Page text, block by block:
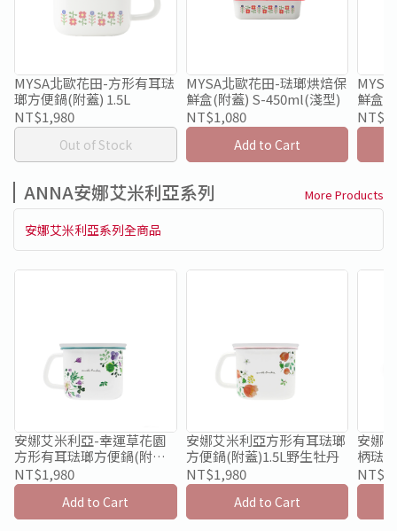
MYSA北歐花田-方形有耳琺
瑯方便鍋(附蓋) 1.5L
NT$1,980
Out of Stock
MYSA北歐花田-琺瑯烘焙保
鮮盒(附蓋) S-450ml(淺型)
NT$1,080
Add to Cart
鮮盒(
ANNA安娜艾米利亞系列 More Products
安娜艾米利亞系列全商品
安娜艾米利亞-幸運草花園
方形有耳琺瑯方便鍋(附
蓋)1.5L
NT$1,980
Add to Cart
安娜艾米利亞方形有耳琺瑯
方便鍋(附蓋)1.5L野生牡丹
NT$1,980
Add to Cart
安娜
柄琺